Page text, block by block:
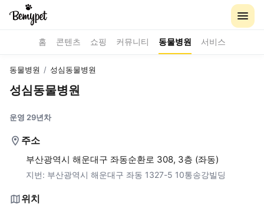
홈 콘텐츠 쇼핑 커뮤니티 동물병원 서비스
동물병원 / 성심동물병원
성심동물병원
운영 29년차
주소
부산광역시 해운대구 좌동순환로 308, 3층 (좌동)
지번: 부산광역시 해운대구 좌동 1327-5 10통송강빌딩
위치